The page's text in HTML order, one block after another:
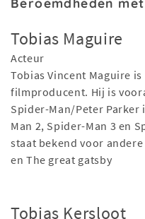
Beroemdheden
Tobias Maguire
Acteur
Tobias Vincent Maguire
filmproducent. Hij is
Spider-Man/Peter
Man 2, Spider-Man 3 en
staat bekend voor
en The great gatsby
Tobias Kersloot